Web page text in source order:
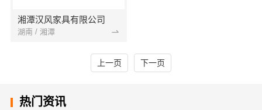
湘潭汉风家具有限公司
湖南 / 湘潭
上一页 下一页
热门资讯